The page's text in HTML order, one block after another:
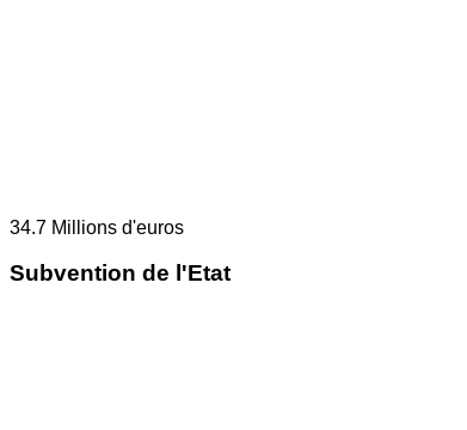
34.7 Millions d'euros
Subvention de l'Etat